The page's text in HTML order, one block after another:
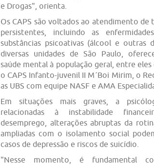
e Drogas", orienta.
Os CAPS são voltados ao atendimento de
persistentes, incluindo as
substâncias psicoativas (álcool e outras
diversas unidades de São Paulo,
saúde mental à população geral, entre eles
o CAPS Infanto-juvenil II M´Boi Mirim, o
as UBS com equipe NASF e AMA
Em situações mais graves, a
relacionadas à instabilidade
desemprego, alterações abruptas da
ampliadas com o isolamento social
casos de depressão e riscos de suicídio.
"Nesse momento, é fundamental